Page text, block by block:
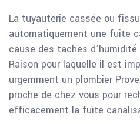
La tuyauterie cassée ou
automatiquement une fuite
cause des taches
Raison pour laquelle il est
urgemment un plombier
proche de chez vous pour
efficacement la fuite